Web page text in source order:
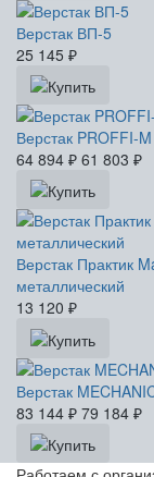
Верстак ВП-5
25 145 ₽
Верстак
64 894 ₽ 61 803 ₽
Верстак Практик
металлический
13 120 ₽
Верстак
83 144 ₽ 79 184 ₽